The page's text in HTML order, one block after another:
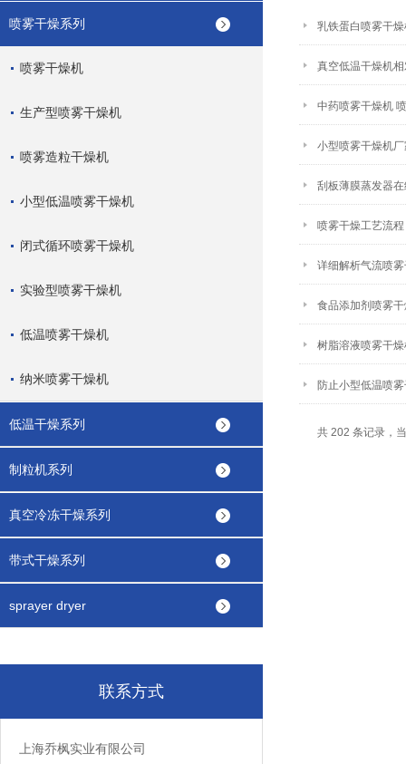
喷雾干燥系列
喷雾干燥机
生产型喷雾干燥机
喷雾造粒干燥机
小型低温喷雾干燥机
闭式循环喷雾干燥机
实验型喷雾干燥机
低温喷雾干燥机
纳米喷雾干燥机
低温干燥系列
制粒机系列
真空冷冻干燥系列
带式干燥系列
sprayer dryer
联系方式
上海乔枫实业有限公司
乳铁蛋白喷雾干
真空低温干燥机
中药喷雾干燥机
小型喷雾干燥机
刮板薄膜蒸发器
喷雾干燥工艺流程
详细解析气流喷
食品添加剂喷雾
树脂溶液喷雾干
防止小型低温喷
共 202 条记录，